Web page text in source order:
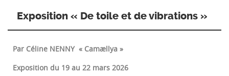
Exposition « De toile et de vibrations »
Par Céline NENNY « Camællya »
Exposition du 19 au 22 mars 2026